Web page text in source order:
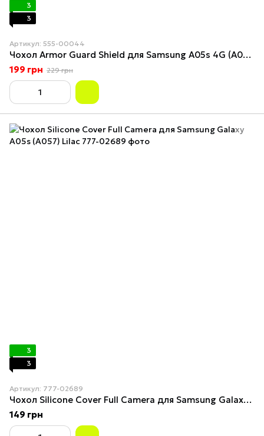
3
3
Артикул: 555-00044
Чохол Armor Guard Shield для Samsung A05s 4G (A057) Black
199 грн 229 грн
3
3
Артикул: 777-02689
Чохол Silicone Cover Full Camera для Samsung Galaxy A05s (A057) Lilac
149 грн